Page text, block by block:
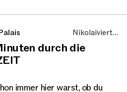
Nikolaiviertel,
durch die
immer hier warst, ob du